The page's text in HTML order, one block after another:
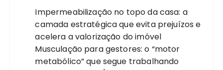
Impermeabilização no topo da casa: a
camada estratégica que evita prejuízos e
acelera a valorização do imóvel
Musculação para gestores: o “motor
metabólico” que segue trabalhando